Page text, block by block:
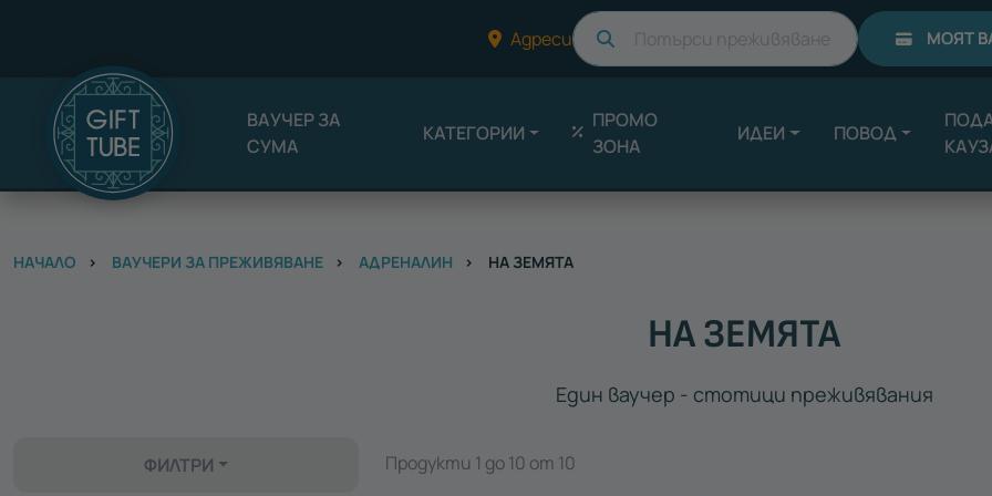
Адреси Търси МОЯТ
ВАУЧЕР ЗА
СУМА
КАТЕГОРИИ
ПРОМО
ЗОНА
ИДЕИ ПОВОД
НАЧАЛО ВАУЧЕРИ ЗА ПРЕЖИВЯВАНЕ АДРЕНАЛИН НА ЗЕМЯТА
НА ЗЕМЯТА
Един ваучер - стотици преживявания
ФИЛТРИ Продукти 1 до 10 от 10